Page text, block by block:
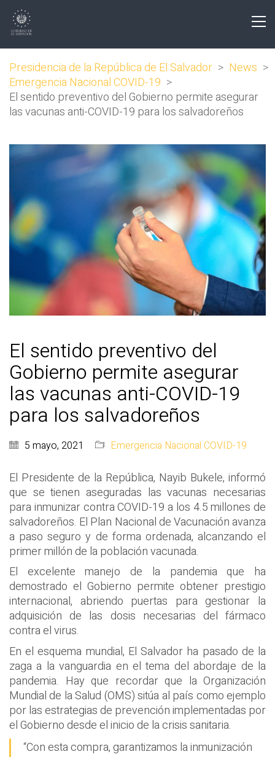
Presidencia de la República de El Salvador > News >
Emergencia Nacional COVID-19 >
El sentido preventivo del Gobierno permite asegurar
las vacunas anti-COVID-19 para los salvadoreños
El sentido preventivo del
Gobierno permite asegurar
las vacunas anti-COVID-19
para los salvadoreños
5 mayo, 2021 Emergencia Nacional COVID-19
El Presidente de la República, Nayib Bukele, informó
que se tienen aseguradas las vacunas necesarias
para inmunizar contra COVID-19 a los 4.5 millones de
salvadoreños. El Plan Nacional de Vacunación avanza
a paso seguro y de forma ordenada, alcanzando el
primer millón de la población vacunada.
El excelente manejo de la pandemia que ha
demostrado el Gobierno permite obtener prestigio
internacional, abriendo puertas para gestionar la
adquisición de las dosis necesarias del fármaco
contra el virus.
En el esquema mundial, El Salvador ha pasado de la
zaga a la vanguardia en el tema del abordaje de la
pandemia. Hay que recordar que la Organización
Mundial de la Salud (OMS) sitúa al país como ejemplo
por las estrategias de prevención implementadas por
el Gobierno desde el inicio de la crisis sanitaria.
“Con esta compra, garantizamos la inmunización